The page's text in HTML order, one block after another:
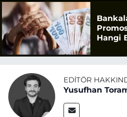
Hangi
EDITÖR
Yusufhan